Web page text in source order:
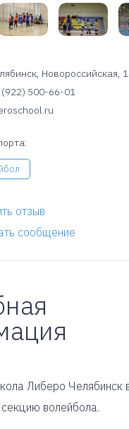
Новороссийская,
(922) 500-66-01
отзыв
сообщение
Либеро Челябинск
волейбола.